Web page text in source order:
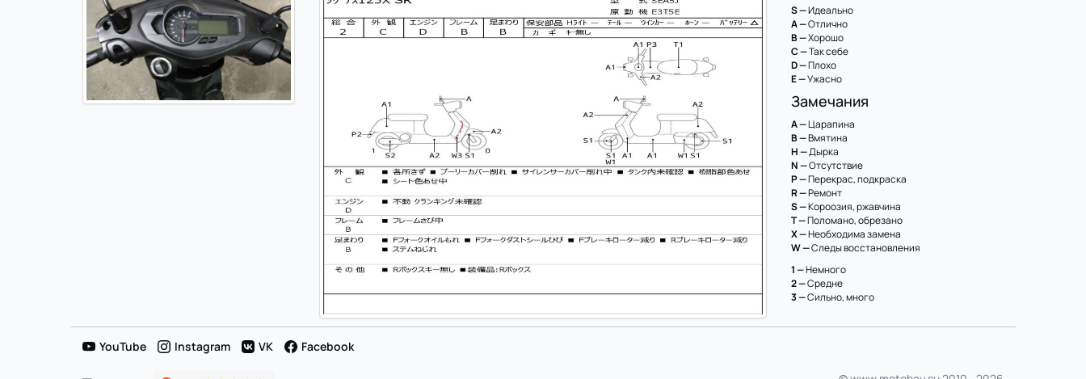
S —Идеально
A —Отлично
B —Хорошо
C —Так себе
D —Плохо
E —Ужасно
Замечания
A —Царапина
B —Вмятина
H —Дырка
N —Отсутствие
P —Перекрас, подкраска
R —Ремонт
S —Короозия, ржавчина
T —Поломано, обрезано
X —Необходима замена
W —Следы восстановления
1 —Немного
2 —Средне
3 —Сильно, много
YouTube Instagram VK Facebook